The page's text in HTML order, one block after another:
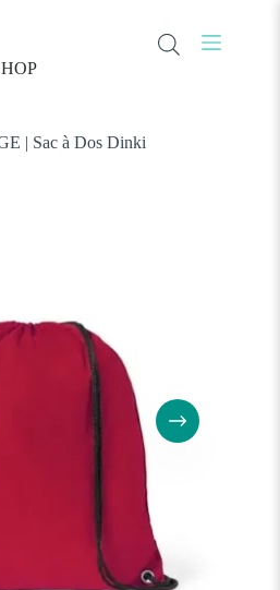
| Sac à Dos Dinki